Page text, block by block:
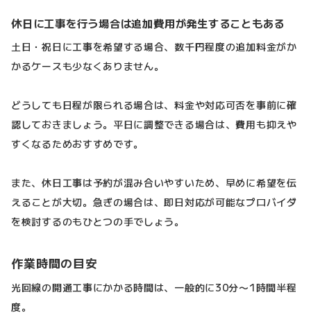
休日に工事を行う場合は追加費用が発生することもある
土日・祝日に工事を希望する場合、数千円程度の追加料金がか
かるケースも少なくありません。
どうしても日程が限られる場合は、料金や対応可否を事前に確
認しておきましょう。平日に調整できる場合は、費用も抑えや
すくなるためおすすめです。
また、休日工事は予約が混み合いやすいため、早めに希望を伝
えることが大切。急ぎの場合は、即日対応が可能なプロバイダ
を検討するのもひとつの手でしょう。
作業時間の目安
光回線の開通工事にかかる時間は、一般的に30分〜1時間半程
度。